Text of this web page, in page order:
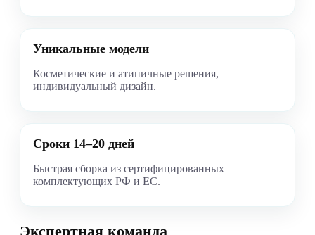
Уникальные модели
Косметические и атипичные решения,
индивидуальный дизайн.
Сроки 14–20 дней
Быстрая сборка из сертифицированных
комплектующих РФ и ЕС.
Экспертная команда